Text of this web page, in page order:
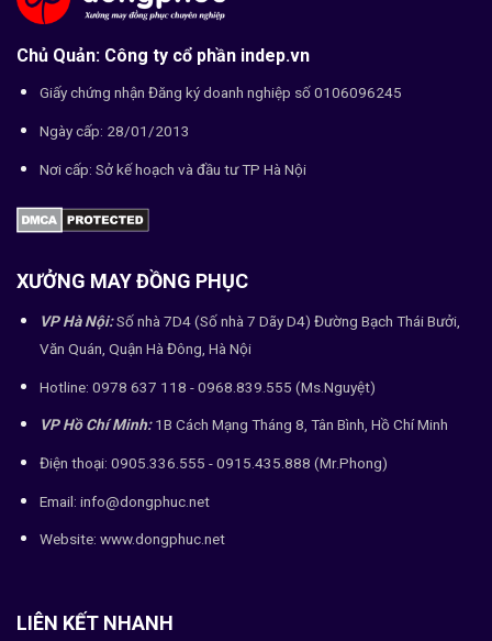
Chủ Quản: Công ty cổ phần indep.vn
Giấy chứng nhận Đăng ký doanh nghiệp số 0106096245
Ngày cấp: 28/01/2013
Nơi cấp: Sở kế hoạch và đầu tư TP Hà Nội
XƯỞNG MAY ĐỒNG PHỤC
VP Hà Nội:Số nhà 7D4 (Số nhà 7 Dãy D4) Đường Bạch Thái Bưởi,
Văn Quán, Quận Hà Đông, Hà Nội
Hotline: 0978 637 118 - 0968.839.555 (Ms.Nguyệt)
VP Hồ Chí Minh:1B Cách Mạng Tháng 8, Tân Bình, Hồ Chí Minh
Điện thoại: 0905.336.555 - 0915.435.888 (Mr.Phong)
Email: info@dongphuc.net
Website: www.dongphuc.net
LIÊN KẾT NHANH